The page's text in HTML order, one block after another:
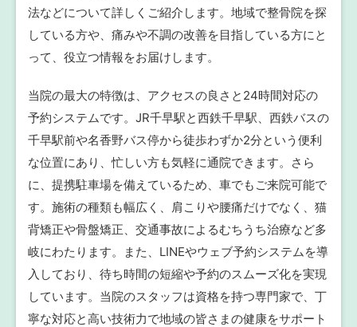
法などについて詳しくご紹介します。地域で整骨院を探
している方や、痛みや不調の改善を目指している方にと
って、役立つ情報をお届けします。
当院の最大の特徴は、アクセスの良さと24時間対応の
予約システムです。JR千早駅と西鉄千早駅、西鉄バスの
千早駅前や名香野バス停から徒歩わずか2分という便利
な位置にあり、忙しい方も気軽に通院できます。さら
に、提携駐車場を備えているため、車でもご来院可能で
す。施術の種類も幅広く、肩こりや腰痛だけでなく、猫
背矯正や骨盤矯正、交通事故によるむちうち治療など多
岐にわたります。また、LINEやウェブ予約システムを導
入しており、待ち時間の短縮や予約のスムーズ化を実現
しています。当院のスタッフは資格を持つ専門家で、丁
寧な対応と高い技術力で地域の皆さまの健康をサポート